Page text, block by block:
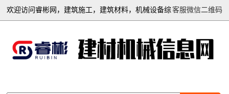
客服微信二维码
欢迎访问睿彬网，建筑施工，建筑材料，机械设备综